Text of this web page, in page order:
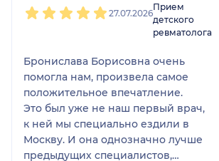
27.07.2026
Прием
детского
ревматолога
Бронислава Борисовна очень
помогла нам, произвела самое
положительное впечатление.
Это был уже не наш первый врач,
к ней мы специально ездили в
Москву. И она однозначно лучше
предыдущих специалистов,